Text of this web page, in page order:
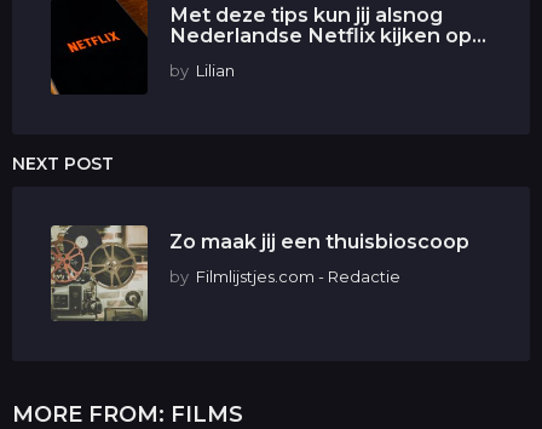
Met deze tips kun jij alsnog
Nederlandse Netflix kijken op...
by Lilian
NEXT POST
Zo maak jij een thuisbioscoop
by Filmlijstjes.com - Redactie
MORE FROM: FILMS